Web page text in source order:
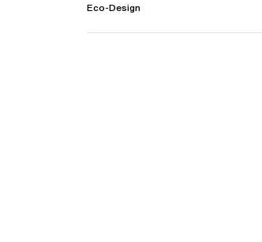
Eco-Design